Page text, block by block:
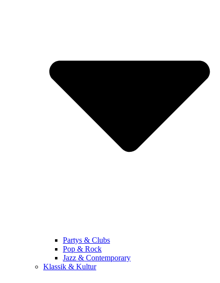
Partys & Clubs
Pop & Rock
Jazz & Contemporary
Klassik & Kultur